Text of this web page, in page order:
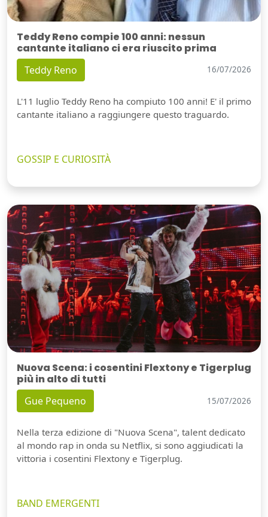
Teddy Reno compie 100 anni: nessun
cantante italiano ci era riuscito prima
Teddy Reno 16/07/2026
L'11 luglio Teddy Reno ha compiuto 100 anni! E' il primo
cantante italiano a raggiungere questo traguardo.
GOSSIP E CURIOSITÀ
Nuova Scena: i cosentini Flextony e Tigerplug
più in alto di tutti
Gue Pequeno 15/07/2026
Nella terza edizione di "Nuova Scena", talent dedicato
al mondo rap in onda su Netflix, si sono aggiudicati la
vittoria i cosentini Flextony e Tigerplug.
BAND EMERGENTI